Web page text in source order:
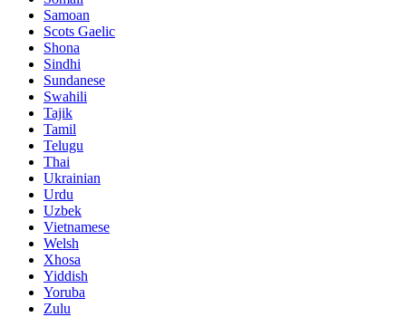
Samoan
Scots Gaelic
Shona
Sindhi
Sundanese
Swahili
Tajik
Tamil
Telugu
Thai
Ukrainian
Urdu
Uzbek
Vietnamese
Welsh
Xhosa
Yiddish
Yoruba
Zulu